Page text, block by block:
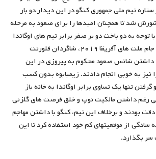
ستاره تیم ملی جمهوری کنگو در این دیدار دو بار
شد تا همچنان امیدها را برای صعود به مرحله
توجه به دو باخت دو بر صفر برابر تیم های اوگاندا
و مصر در بازیهای قبلی جام ملت های آفریقا ۲۰۱۹، شاگردان فلورنت
داشتن شانس صعود محکوم به پیروزی در این
نیز به خوبی انجام دادند. زیمبابوه بدون کسب
گرفتن تنها یک تساوی برابر اوگاندا به خانه باز
رغم داشتن مالکیت توپ و خلق فرصت های گلزنی
بودند و برخلاف این تیم، کنگو با داشتن مهاجم
سادگی از موقعیتهای کم خود استفاده کرد تا این
سر بگذارد.